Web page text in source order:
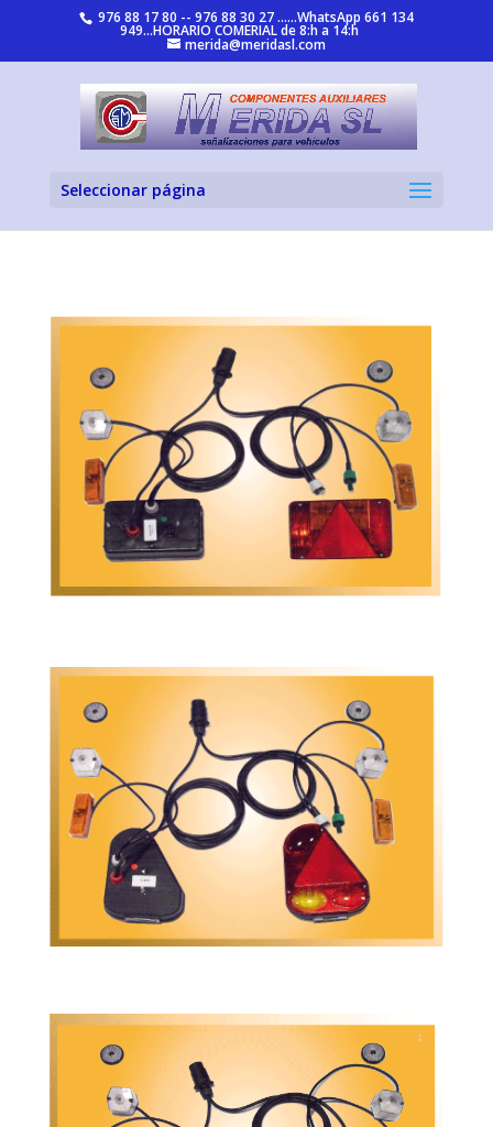
976 88 17 80 -- 976 88 30 27 ......WhatsApp 661 134
949...HORARIO COMERIAL de 8:h a 14:h
merida@meridasl.com
Seleccionar página